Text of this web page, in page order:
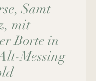
Samt
mit
Borte in
Messing